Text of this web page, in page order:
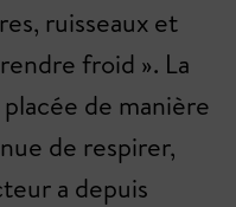
ruisseaux et
froid ». La
de manière
de respirer,
a depuis